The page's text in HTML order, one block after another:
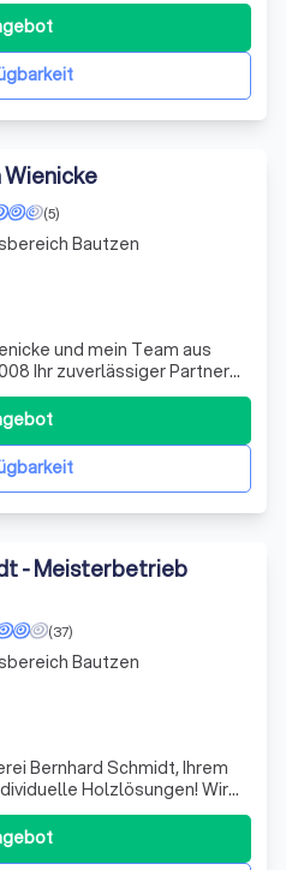
wir uns auf die Sanierung
bieten unseren Kunden
individuelle Sa
(5)
und mein Team aus
Ihr zuverlässiger Partner
Fassadengestaltung,
Mit viel Herz
Farben ein neues
mit stilvollen
Bautzen
- Meisterbetrieb
(37)
Bernhard Schmidt, Ihrem
Holzlösungen! Wir
Ideen aus dem Naturprodukt
Unser Tätigkeitsfeld reicht
und wir zeichnen uns
Bautzen